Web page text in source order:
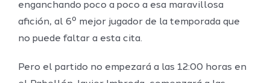
enganchando poco a poco a esa maravillosa
afición, al 6º mejor jugador de la temporada que
no puede faltar a esta cita.
Pero el partido no empezará a las 12:00 horas en